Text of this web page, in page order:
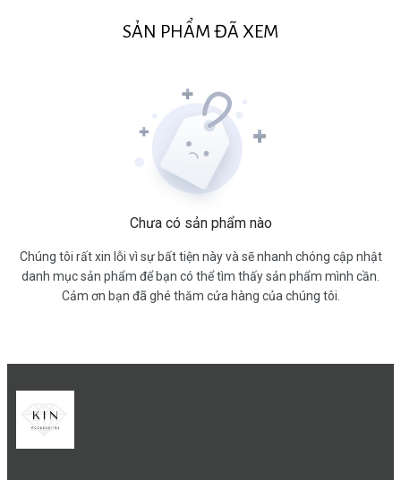
SẢN PHẨM ĐÃ XEM
Chưa có sản phẩm nào
Chúng tôi rất xin lỗi vì sự bất tiện này và sẽ nhanh chóng cập nhật
danh mục sản phẩm để bạn có thể tìm thấy sản phẩm mình cần.
Cảm ơn bạn đã ghé thăm cửa hàng của chúng tôi.